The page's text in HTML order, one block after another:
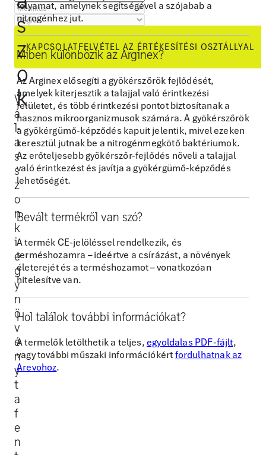
KAPCSOLATFELVÉTEL AZ ÉRTÉKESÍTÉSI OSZTÁLLYAL
V
á
l
a
s
s
z
o
n
k
i
e
g
y
n
ö
v
é
n
y
t
a
f
e
n
n
e
x
S
o
y
s
z
á
m
u
n
k
r
a
,
h
o
g
y
e
l
ő
s
e
g
í
s
z
o
k
.
folyamat, amelynek segítségével a szójabab a
nitrogénhez jut.
Miben különbözik az Arginex?
Az Arginex elősegíti a gyökérszőrök fejlődését,
amelyek kiterjesztik a talajjal való érintkezési
felületet, és több érintkezési pontot biztosítanak a
hasznos mikroorganizmusok számára. A gyökérszőrök
a gyökérgümő-képződés kapuit jelentik, mivel ezeken
keresztül jutnak be a nitrogénmegkötő baktériumok.
Az erőteljesebb gyökérszőr-fejlődés növeli a talajjal
való érintkezést és javítja a gyökérgümő-képződés
lehetőségét.
Bevált termékről van szó?
A termék CE-jelöléssel rendelkezik, és
terméshozamra – ideértve a csírázást, a növények
életerejét és a terméshozamot – vonatkozóan
hitelesítve van.
Hol találok további információkat?
A termelők letölthetik a teljes,egyoldalas PDF-fájlt,
vagy további műszaki információkértfordulhatnak az
Arevohoz.